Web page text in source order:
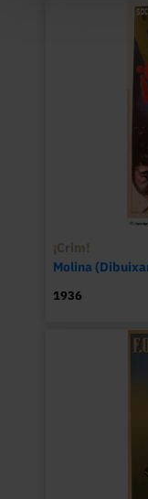
¡Crim!
Molina
1936